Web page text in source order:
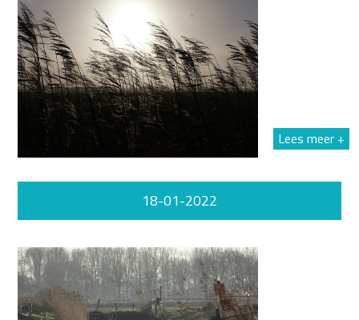
Lees meer +
18-01-2022